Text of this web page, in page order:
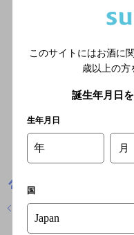
福島県郡山市堂前町26-12
店舗トップに戻る
このサイトにはお酒に
歳以上の方
誕生年月日
生年月日
年 月
国